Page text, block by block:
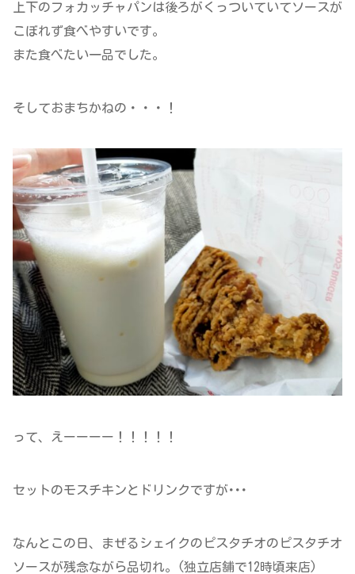
上下のフォカッチャパンは後ろがくっついていてソースが
こぼれず食べやすいです。
また食べたい一品でした。
そしておまちかねの・・・！
って、えーーーー！！！！！
セットのモスチキンとドリンクですが･･･
なんとこの日、まぜるシェイクのピスタチオのピスタチオ
ソースが残念ながら品切れ。(独立店舗で12時頃来店)